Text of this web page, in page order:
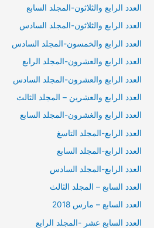
العدد الرابع والثلاثون-المجلد السابع
العدد الرابع والثلاثون-المجلد السادس
العدد الرابع والخمسون-المجلد السادس
العدد الرابع والعشرون-المجلد الرابع
العدد الرابع والعشرون-المجلد السادس
العدد الرابع والعشرين – المجلد الثالث
العدد الرابع والغشرون-المجلد السابع
العدد الرابع-المجلد التاسغ
العدد الرابع-المجلد السابع
العدد الرابع-المجلد السادس
العدد السابع – المجلد الثالث
العدد السابع – مارس 2018
العدد السابع عشر -المجلد الرابع